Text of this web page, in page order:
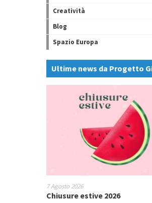
Creatività
Blog
Spazio Europa
Ultime news da Progetto
7 Agosto 2026
Chiusure estive 2026